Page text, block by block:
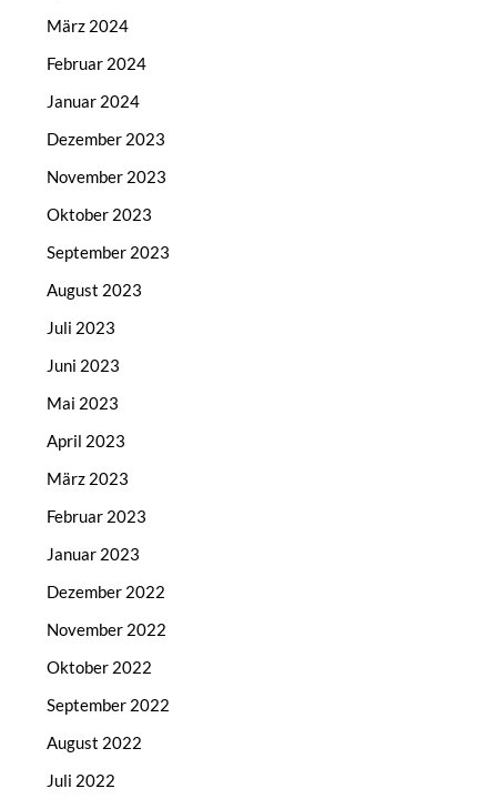
März 2024
Februar 2024
Januar 2024
Dezember 2023
November 2023
Oktober 2023
September 2023
August 2023
Juli 2023
Juni 2023
Mai 2023
April 2023
März 2023
Februar 2023
Januar 2023
Dezember 2022
November 2022
Oktober 2022
September 2022
August 2022
Juli 2022